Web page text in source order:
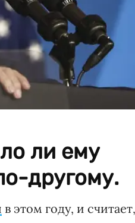
ли ему
другому.
в этом году, и считает,